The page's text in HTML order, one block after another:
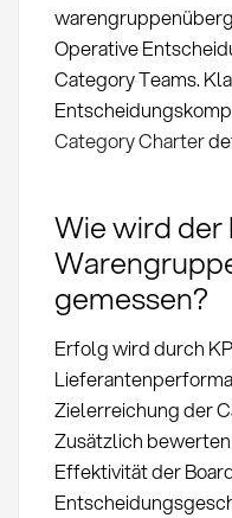
Operative
Category Teams.
Category Charter
Wie wird der
gemessen?
Erfolg wird durch
Zielerreichung der
Zusätzlich
Effektivität der